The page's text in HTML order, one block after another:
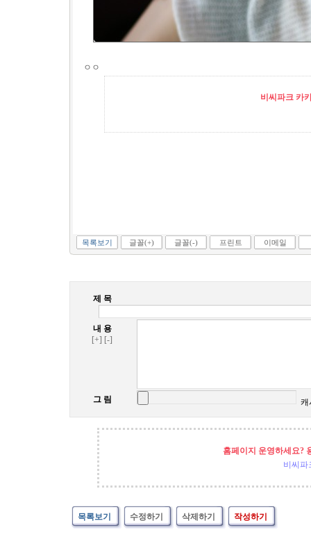
ㅇㅇ
비씨파크 카
목록보기 글꼴(+) 글꼴(-) 프린트 이메일
제 목
내 용
[+] [-]
그 림 캐
홈페이지 운영하세요?
비씨파
목록보기 수정하기 삭제하기 작성하기